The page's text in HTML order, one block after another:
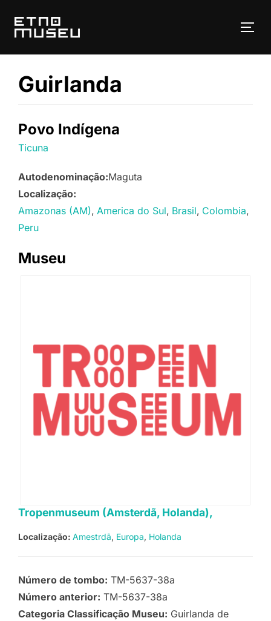
para
Guirlanda
Povo Indígena
Ticuna
Autodenominação:Maguta
Localização:
Amazonas (AM) America do Sul Brasil Colombia
Peru
Museu
Tropenmuseum (Amsterdã, Holanda),
Localização: Amestrdã Europa Holanda
Número de tombo: TM-5637-38a
Número anterior: TM-5637-38a
Categoria Classificação Museu: Guirlanda de